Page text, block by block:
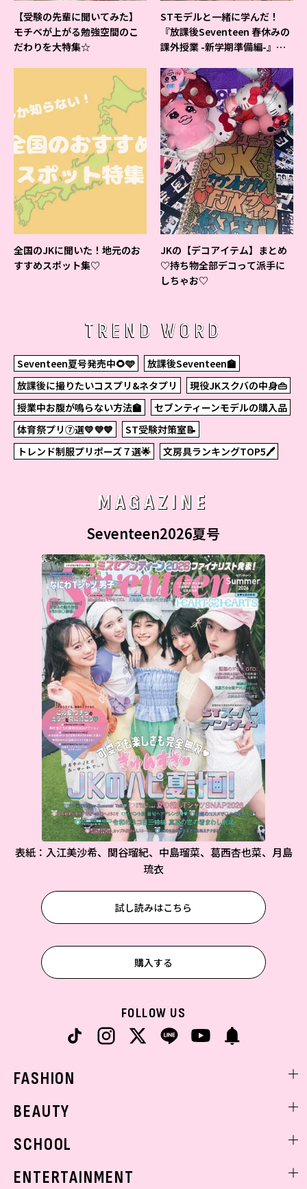
【受験の先輩に聞いてみた】
モチベが上がる勉強空間のこ
だわりを大特集☆
STモデルと一緒に学んだ！
『放課後Seventeen 春休みの
課外授業 -新学期準備編-』イ
全国のJKに聞いた！地元のお
すすめスポット集♡
JKの【デコアイテム】まとめ
♡持ち物全部デコって派手に
しちゃお♡
TREND WORD
Seventeen夏号発売中🌻🩵
放課後Seventeen🏫
放課後に撮りたいコスプリ&ネタプリ
現役JKスクバの中身👜
授業中お腹が鳴らない方法🏫
セブンティーンモデルの購入品
体育祭プリ⑦選💛💜💙
ST受験対策室📝
トレンド制服プリポーズ７選🌟
文房具ランキングTOP5🖊
MAGAZINE
Seventeen2026夏号
表紙：入江美沙希、関谷瑠紀、中島瑠菜、葛西杏也菜、月島
琉衣
試し読みはこちら
購入する
FOLLOW US
FASHION
着回し
BEAUTY
ベストコスメ
SCHOOL
ENTERTAINMENT